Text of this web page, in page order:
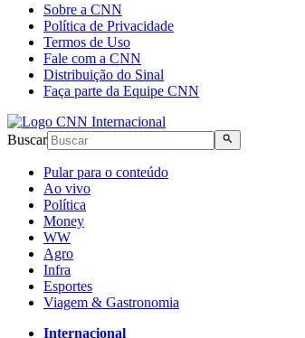
Sobre a CNN
Política de Privacidade
Termos de Uso
Fale com a CNN
Distribuição do Sinal
Faça parte da Equipe CNN
Buscar
Pular para o conteúdo
Ao vivo
Política
Money
WW
Agro
Infra
Esportes
Viagem & Gastronomia
Internacional